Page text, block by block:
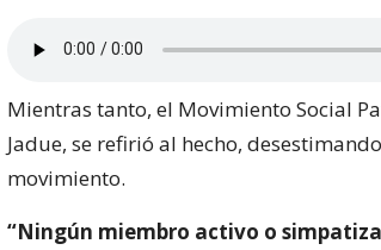
Mientras tanto, el Movimiento Social
Jadue, se refirió al hecho,
movimiento.
“Ningún miembro activo o